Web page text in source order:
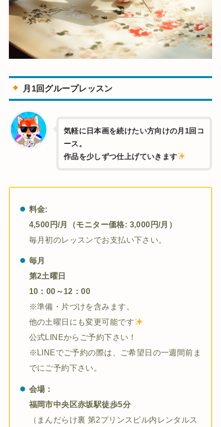
月1回グループレッスン
気軽に日本画を続けたい方向けの月1回コ
ース。
作品を少しずつ仕上げていきます
料金:
4,500円/月（モニター価格: 3,000円/月）
毎月初のレッスンでお支払い下さい。
毎月
第2土曜日
10：00～12：00
※準備・片づけを含みます。
他の土曜日にも変更可能です
公式LINEからご予約下さい！
※LINEでご予約の際は、ご希望日の一週間前ま
でにご予約下さい。
会場：
福岡市中央区赤坂駅徒歩5分
（まんだらけ裏 第2プリンスビル内レンタルス